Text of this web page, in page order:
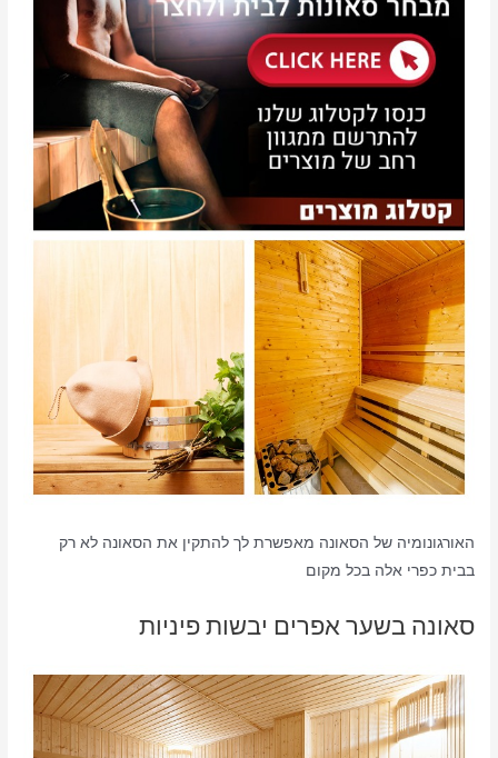
האורגונומיה של הסאונה מאפשרת לך להתקין את הסאונה לא רק
בבית כפרי אלה בכל מקום
סאונה בשער אפרים יבשות פיניות